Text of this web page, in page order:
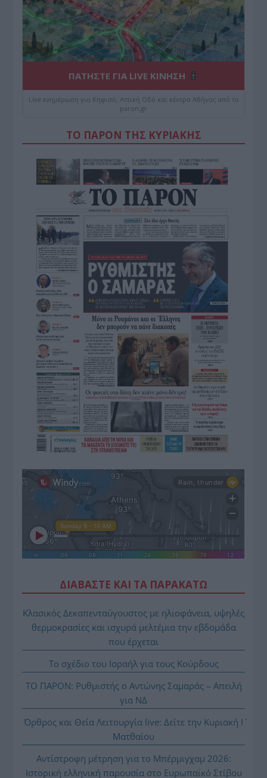
ΠΑΤΗΣΤΕ ΓΙΑ LIVE ΚΙΝΗΣΗ
Live ενημέρωση για Κηφισό, Αττική Οδό και κέντρο Αθήνας από το
paron.gr
ΤΟ ΠΑΡΟΝ ΤΗΣ ΚΥΡΙΑΚΗΣ
ΔΙΑΒΑΣΤΕ ΚΑΙ ΤΑ ΠΑΡΑΚΑΤΩ
Κλασικός Δεκαπενταύγουστος με ηλιοφάνεια, υψηλές
θερμοκρασίες και ισχυρά μελτέμια την εβδομάδα
που έρχεται
Το σχέδιο του Ισραήλ για τους Κούρδους
ΤΟ ΠΑΡΟΝ: Ρυθμιστής ο Αντώνης Σαμαράς – Απειλή
για ΝΔ
Όρθρος και Θεία Λειτουργία live: Δείτε την Κυριακή Ι΄
Ματθαίου
Αντίστροφη μέτρηση για το Μπέρμιγχαμ 2026:
Ιστορική ελληνική παρουσία στο Ευρωπαϊκό Στίβου